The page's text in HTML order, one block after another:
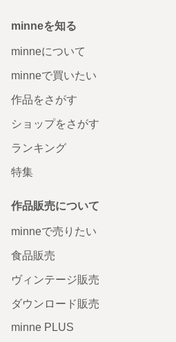
minneを知る
minneについて
minneで買いたい
作品をさがす
ショップをさがす
ランキング
特集
作品販売について
minneで売りたい
食品販売
ヴィンテージ販売
ダウンロード販売
minne PLUS